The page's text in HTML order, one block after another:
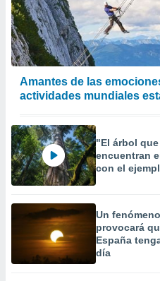
Amantes de las
actividades mundiales
"El árbol
encuentran
con el
Un
provocará
España
día